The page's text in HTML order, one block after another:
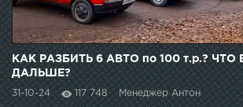
КАК РАЗБИТЬ 6 АВТО по 100 т.р.? ЧТО
ДАЛЬШЕ?
31-10-24 117 748 Менеджер Антон